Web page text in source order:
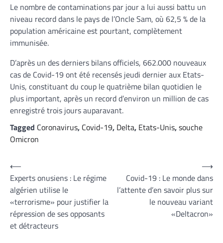
Le nombre de contaminations par jour a lui aussi battu un
niveau record dans le pays de l’Oncle Sam, où 62,5 % de la
population américaine est pourtant, complètement
immunisée.
D’après un des derniers bilans officiels, 662.000 nouveaux
cas de Covid-19 ont été recensés jeudi dernier aux Etats-
Unis, constituant du coup le quatrième bilan quotidien le
plus important, après un record d’environ un million de cas
enregistré trois jours auparavant.
Tagged Coronavirus, Covid-19, Delta, Etats-Unis,souche
Omicron
Navigation
de
l’article
⟵
Experts onusiens : Le régime
algérien utilise le
«terrorisme» pour justifier la
répression de ses opposants
et détracteurs
Covid-19 : Le monde dans
l’attente d’en savoir plus sur
le nouveau variant
«Deltacron»
⟶